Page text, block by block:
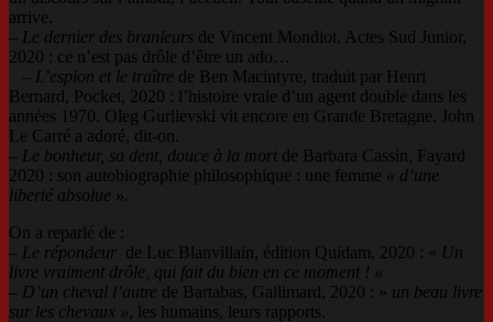
arrive.
– Le dernier des branleurs de Vincent Mondiot, Actes Sud Junior,
2020 : ce n’est pas drôle d’être un ado…
– L’espion et le traître de Ben Macintyre, traduit par Henri
Bernard, Pocket, 2020 : l’histoire vraie d’un agent double dans les
années 1970. Oleg Gurlievski vit encore en Grande Bretagne. John
Le Carré a adoré, dit-on.
– Le bonheur, sa dent, douce à la mort de Barbara Cassin, Fayard
2020 : son autobiographie philosophique : une femme « d’une
liberté absolue ».
On a reparlé de :
– Le répondeur de Luc Blanvillain, édition Quidam, 2020 : « Un
livre vraiment drôle, qui fait du bien en ce moment ! »
– D’un cheval l’autre de Bartabas, Gallimard, 2020 : » un beau livre
sur les chevaux », les humains, leurs rapports.